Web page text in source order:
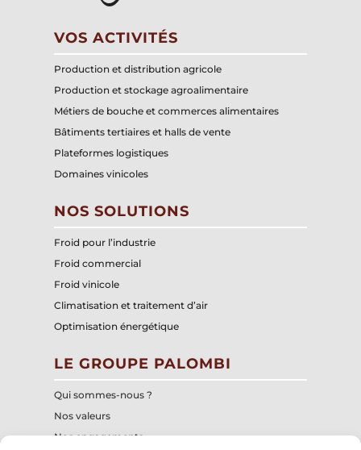
VOS ACTIVITÉS
Production et distribution agricole
Production et stockage agroalimentaire
Métiers de bouche et commerces alimentaires
Bâtiments tertiaires et halls de vente
Plateformes logistiques
Domaines vinicoles
NOS SOLUTIONS
Froid pour l’industrie
Froid commercial
Froid vinicole
Climatisation et traitement d’air
Optimisation énergétique
LE GROUPE PALOMBI
Qui sommes-nous ?
Nos valeurs
Nos engagements